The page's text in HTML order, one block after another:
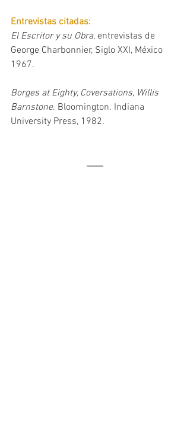
Entrevistas citadas:
El Escritor y su Obra, entrevistas de
George Charbonnier, Siglo XXI, México
1967.
Borges at Eighty, Coversations, Willis
Barnstone. Bloomington. Indiana
University Press, 1982.